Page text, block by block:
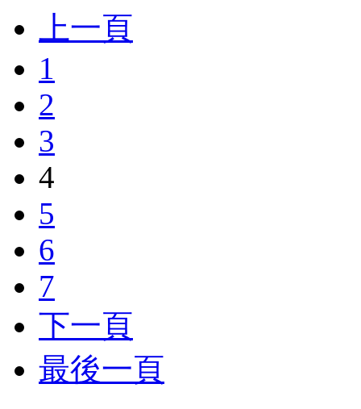
上一頁
1
2
3
4
5
6
7
下一頁
最後一頁